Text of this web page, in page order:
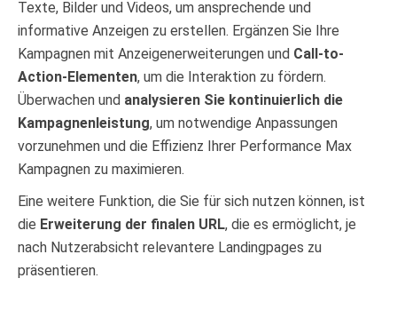
Texte, Bilder und Videos, um ansprechende und
informative Anzeigen zu erstellen. Ergänzen Sie Ihre
Kampagnen mit Anzeigenerweiterungen und Call-to-
Action-Elementen, um die Interaktion zu fördern.
Überwachen und analysieren Sie kontinuierlich die
Kampagnenleistung, um notwendige Anpassungen
vorzunehmen und die Effizienz Ihrer Performance Max
Kampagnen zu maximieren.
Eine weitere Funktion, die Sie für sich nutzen können, ist
die Erweiterung der finalen URL, die es ermöglicht, je
nach Nutzerabsicht relevantere Landingpages zu
präsentieren.